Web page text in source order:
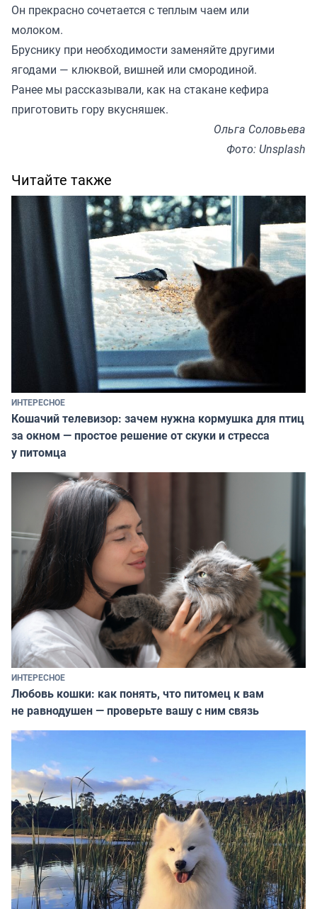
Он прекрасно сочетается с теплым чаем или
молоком.
Бруснику при необходимости заменяйте другими
ягодами — клюквой, вишней или смородиной.
Ранее мы рассказывали, как на стакане кефира
приготовить гору вкусняшек.
Ольга Соловьева
Фото: Unsplash
Читайте также
ИНТЕРЕСНОЕ
Кошачий телевизор: зачем нужна кормушка для птиц
за окном — простое решение от скуки и стресса
у питомца
ИНТЕРЕСНОЕ
Любовь кошки: как понять, что питомец к вам
не равнодушен — проверьте вашу с ним связь